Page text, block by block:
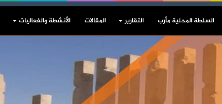
السلطة المحلية مأرب التقارير المقالات الأنشطة والفعاليات